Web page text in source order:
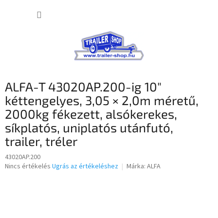
ALFA-T 43020AP.200-ig 10″
kéttengelyes, 3,05 × 2,0m méretű,
2000kg fékezett, alsókerekes,
síkplatós, uniplatós utánfutó,
trailer, tréler
43020AP.200
A
Nincs értékelés Ugrás az értékeléshez Márka: ALFA